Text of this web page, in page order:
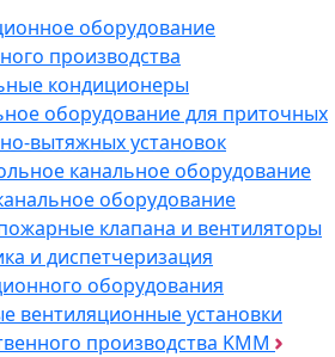
оборудование
производства
кондиционеры
оборудование для приточных
вытяжных установок
канальное оборудование
оборудование
клапана и вентиляторы
и диспетчеризация
оборудования
вентиляционные установки
производства KMM